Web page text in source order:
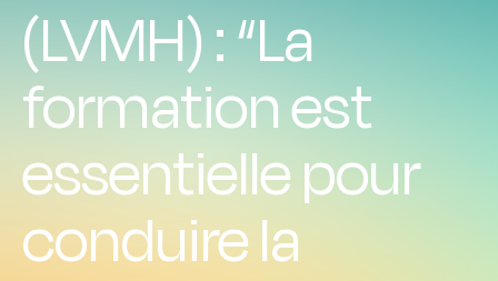
(LVMH) : “La
formation est
essentielle pour
conduire la